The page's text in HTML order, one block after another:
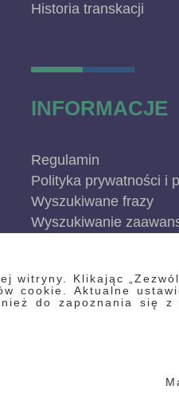
witryny. Klikając „Zezwól
cookie. Aktualne
do zapoznania się z
Historia transkacji
INFORMACJE
Regulamin
Polityka prywatności i
Wyszukiwane frazy
Wyszukiwanie
Odstąp od umowy
Blog